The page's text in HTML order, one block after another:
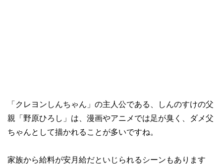
「クレヨンしんちゃん」の主人公である、しんのすけの父
親「野原ひろし」は、漫画やアニメでは足が臭く、ダメ父
ちゃんとして描かれることが多いですね。
家族から給料が安月給だといじられるシーンもあります